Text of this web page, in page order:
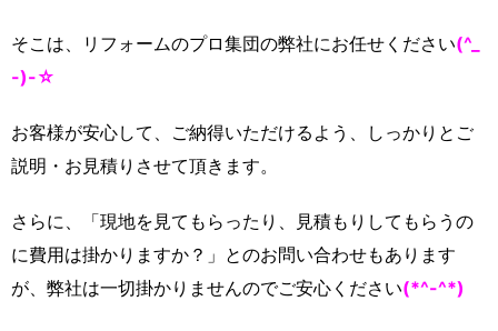
そこは、リフォームのプロ集団の弊社にお任せください(^_
-)-☆
お客様が安心して、ご納得いただけるよう、しっかりとご
説明・お見積りさせて頂きます。
さらに、「現地を見てもらったり、見積もりしてもらうの
に費用は掛かりますか？」とのお問い合わせもあります
が、弊社は一切掛かりませんのでご安心ください(*^-^*)